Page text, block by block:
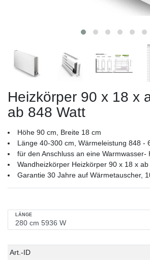
Heizkörper 90 x 18 x
ab 848 Watt
Höhe 90 cm, Breite 18 cm
Länge 40-300 cm, Wärmeleistung 848 -
für den Anschluss an eine Warmwasser-
Wandheizkörper Heizkörper 90 x 18 x
Garantie 30 Jahre auf Wärmetauscher,
LÄNGE
Technisches
Wert
Art.-ID